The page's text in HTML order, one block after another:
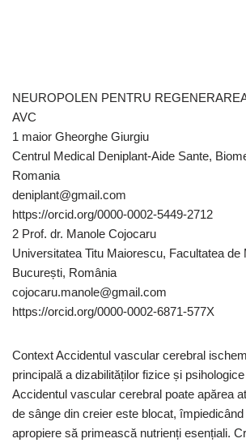
NEUROPOLEN PENTRU
AVC
1 maior Gheorghe Giurgiu
Centrul Medical Deniplant-Aide Sante,
Romania
deniplant@gmail.com
https://orcid.org/0000-0002-5449-2712
2 Prof. dr. Manole Cojocaru
Universitatea Titu Maiorescu, Facultatea de
București, România
cojocaru.manole@gmail.com
https://orcid.org/0000-0002-6871-577X
Context Accidentul vascular cerebral
principală a dizabilităților fizice și
Accidentul vascular cerebral poate apărea
de sânge din creier este blocat,
apropiere să primească nutrienți esențiali.